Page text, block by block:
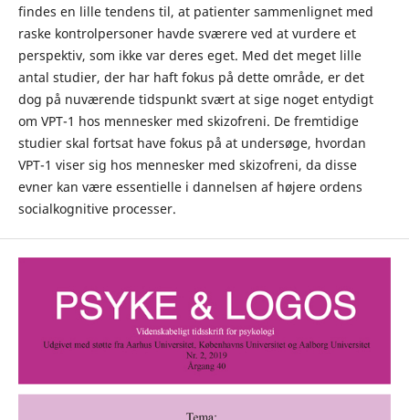
findes en lille tendens til, at patienter sammenlignet med
raske kontrolpersoner havde sværere ved at vurdere et
perspektiv, som ikke var deres eget. Med det meget lille
antal studier, der har haft fokus på dette område, er det
dog på nuværende tidspunkt svært at sige noget entydigt
om VPT-1 hos mennesker med skizofreni. De fremtidige
studier skal fortsat have fokus på at undersøge, hvordan
VPT-1 viser sig hos mennesker med skizofreni, da disse
evner kan være essentielle i dannelsen af højere ordens
socialkognitive processer.